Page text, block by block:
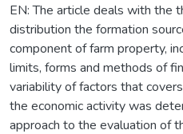
EN: The article deals with the
distribution the formation
component of farm property,
limits, forms and methods of
variability of factors that
the economic activity was
approach to the evaluation of